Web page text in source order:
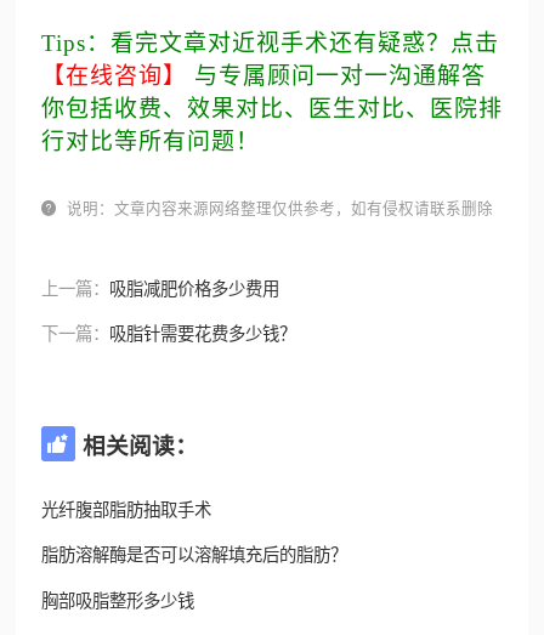
Tips：看完文章对近视手术还有疑惑？点击
【在线咨询】
与专属顾问一对一沟通解答
你包括收费、效果对比、医生对比、医院排
行对比等所有问题！
 说明：文章内容来源网络整理仅供参考，如有侵权请联系删除
上一篇： 吸脂减肥价格多少费用
下一篇： 吸脂针需要花费多少钱？
 相关阅读：
光纤腹部脂肪抽取手术
脂肪溶解酶是否可以溶解填充后的脂肪？
胸部吸脂整形多少钱